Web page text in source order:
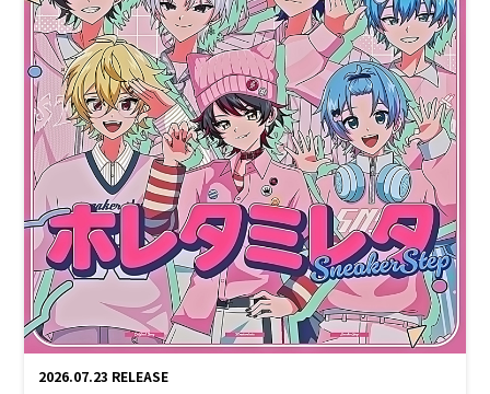
めておら - Meteorites -
心音 ロゼ
Lapis メルト・ダ・テンシ
みかさくん 明雷 らいと
すにすて - SneakerStep
2026.07.23 RELEASE